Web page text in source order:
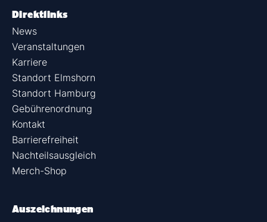
Direktlinks
News
Veranstaltungen
Karriere
Standort Elmshorn
Standort Hamburg
Gebührenordnung
Kontakt
Barrierefreiheit
Nachteilsausgleich
Merch-Shop
Auszeichnungen